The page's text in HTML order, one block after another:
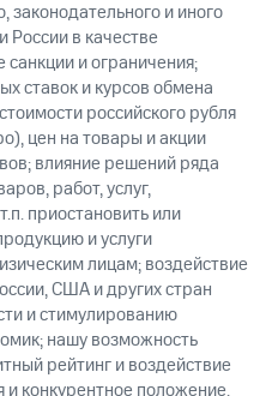
законодательного и иного
России в качестве
и ограничения;
ставок и курсов обмена
российского рубля
цен на товары и акции
влияние решений ряда
работ, услуг,
приостановить или
и услуги
лицам; воздействие
США и других стран
и стимулированию
нашу возможность
рейтинг и воздействие